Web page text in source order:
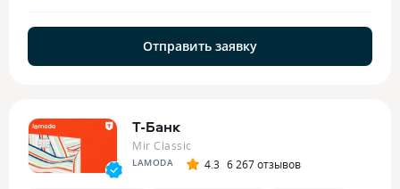
Отправить заявку
Т-Банк
Mir Classic
LAMODA 4.3 6 267 отзывов